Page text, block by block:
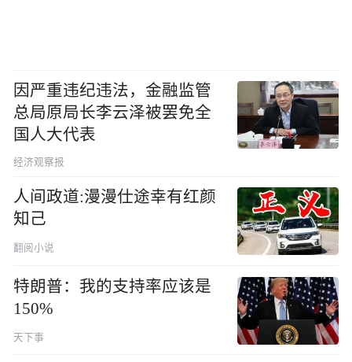
因严重违纪违法，金融监管
总局原局长李云泽被罢免全
国人大代表
经济观察报
人间政道:漫漫仕途幸有红颜
知己
翻阅小说
特朗普：我的支持率应该是
150%
天下事